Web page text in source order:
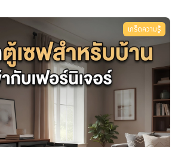
เกร็ดความรู้